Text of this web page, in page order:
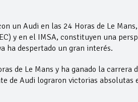
un Audi en las 24 Horas de Le
y en el IMSA, constituyen una
ha despertado un gran interés.
de Le Mans y ha ganado la carrera
de Audi lograron victorias absolutas